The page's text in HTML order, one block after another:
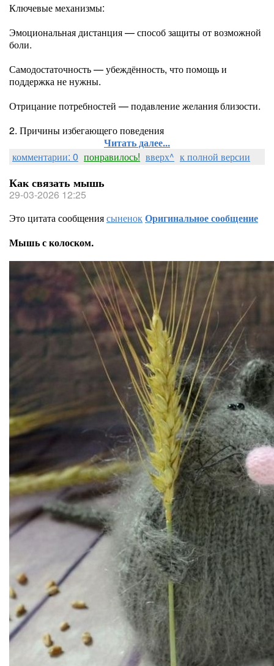
Ключевые механизмы:
Эмоциональная дистанция — способ защиты от возможной
боли.
Самодостаточность — убеждённость, что помощь и
поддержка не нужны.
Отрицание потребностей — подавление желания близости.
2. Причины избегающего поведения
Читать далее...
комментарии: 0 понравилось! вверх^ к полной версии
Как связать мышь
29-03-2026 12:25
Это цитата сообщениясыненокОригинальное сообщение
Мышь с колоском.